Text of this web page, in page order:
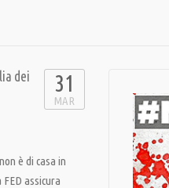
dei
31
MAR
è di casa in
FED assicura